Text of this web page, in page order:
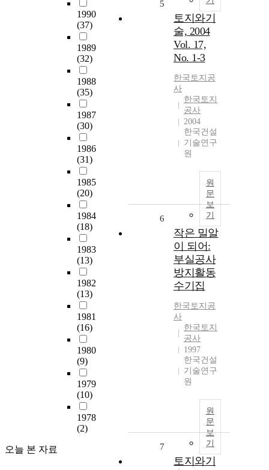
1990
(37)
1989
(32)
1988
(35)
1987
(30)
1986
(31)
1985
(20)
1984
(18)
1983
(13)
1982
(13)
1981
(16)
1980
(9)
1979
(10)
1978
(2)
오늘 본 자료
5
토지와기
술, 2004
Vol. 17,
No. 1-3
한국토지공
사
한국토지
공사
2004
한국건설
기술연구
원
원
문
보
기
6
작은 밀알
이 되어:
부실공사
방지활동
수기집
한국토지공
사
한국토지
공사
1997
한국건설
기술연구
원
원
문
보
기
7
토지와기